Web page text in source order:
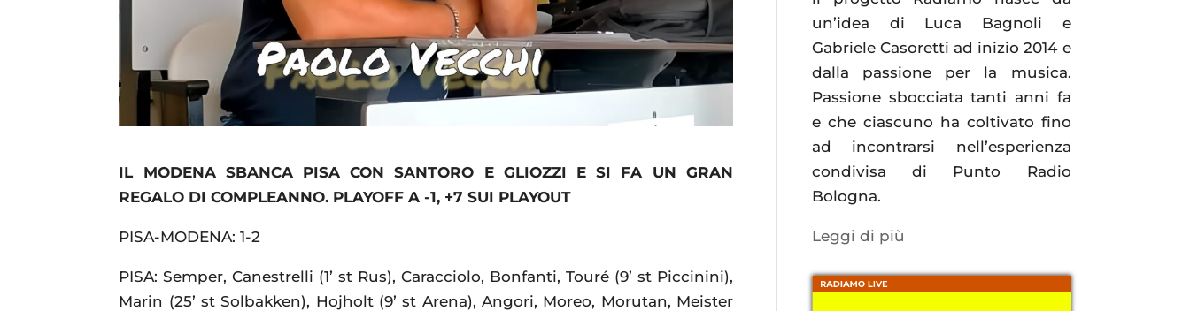
IL MODENA SBANCA PISA CON SANTORO E GLIOZZI E SI FA UN GRAN
REGALO DI COMPLEANNO. PLAYOFF A -1, +7 SUI PLAYOUT
PISA-MODENA: 1-2
PISA: Semper, Canestrelli (1’ st Rus), Caracciolo, Bonfanti, Touré (9’ st Piccinini),
Marin (25’ st Solbakken), Hojholt (9’ st Arena), Angori, Moreo, Morutan, Meister
un’idea di Luca Bagnoli e
Gabriele Casoretti ad inizio 2014 e
dalla passione per la musica.
Passione sbocciata tanti anni fa
e che ciascuno ha coltivato fino
ad incontrarsi nell’esperienza
condivisa di Punto Radio
Bologna.
Leggi di più